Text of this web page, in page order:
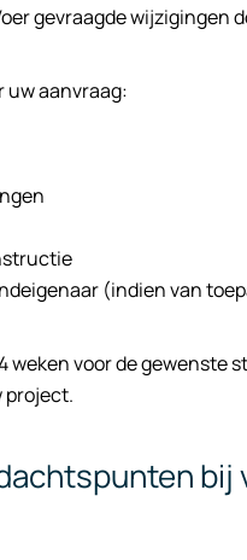
gevraagde wijzigingen
uw aanvraag:
(indien van
weken voor de
project.